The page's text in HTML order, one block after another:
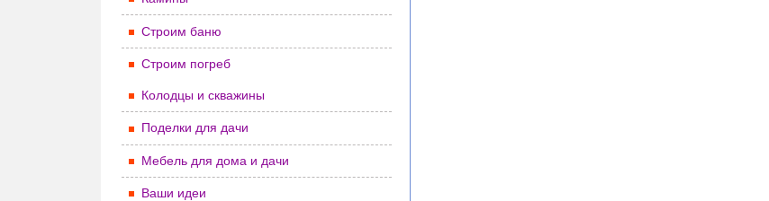
Строим баню
Строим погреб
Колодцы и скважины
Поделки для дачи
Мебель для дома и дачи
Ваши идеи